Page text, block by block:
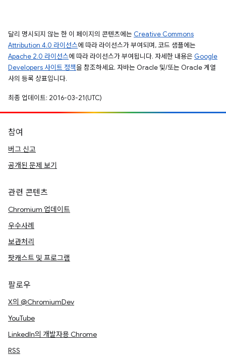
달리 명시되지 않는 한 이 페이지의 콘텐츠에는 Creative Commons
Attribution 4.0 라이선스에 따라 라이선스가 부여되며, 코드 샘플에는
Apache 2.0 라이선스에 따라 라이선스가 부여됩니다. 자세한 내용은 Google
Developers 사이트 정책을 참조하세요. 자바는 Oracle 및/또는 Oracle 계열
사의 등록 상표입니다.
최종 업데이트: 2016-03-21(UTC)
참여
버그 신고
공개된 문제 보기
관련 콘텐츠
Chromium 업데이트
우수사례
보관처리
팟캐스트 및 프로그램
팔로우
X의 @ChromiumDev
YouTube
LinkedIn의 개발자용 Chrome
RSS